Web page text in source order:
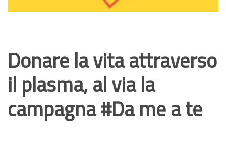
Donare la vita attraverso
il plasma, al via la
campagna #Da me a te